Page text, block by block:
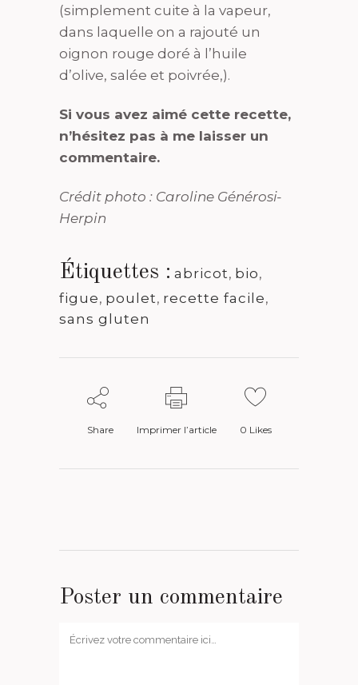
(simplement cuite à la vapeur,
dans laquelle on a rajouté un
oignon rouge doré à l’huile
d’olive, salée et poivrée,).
Si vous avez aimé cette recette,
n’hésitez pas à me laisser un
commentaire.
Crédit photo : Caroline Générosi-
Herpin
Étiquettes : abricot, bio,
figue, poulet, recette facile,
sans gluten
Share Imprimer l’article 0 Likes
Poster un commentaire